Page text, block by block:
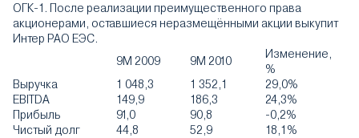
ОГК-1. После реализации преимущественного права
акционерами, оставшиеся неразмещёнными акции выкупит
Интер РАО ЕЭС.
9М 2009
9М 2010
Изменение,
%
Выручка
1 048,3 1 352,1
29,0%
EBITDA
149,9 186,3
24,3%
Прибыль
91,0 90,8
-0,2%
Чистый долг
44,8 52,9
18,1%